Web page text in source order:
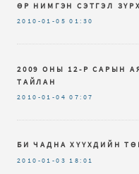
ӨР НИМГЭН СЭТГЭЛ
2010-01-05 01:30
2009 ОНЫ 12-Р САРЫН
ТАЙЛАН
2010-01-04 07:07
БИ ЧАДНА ХҮҮХДИЙН
2010-01-03 18:01